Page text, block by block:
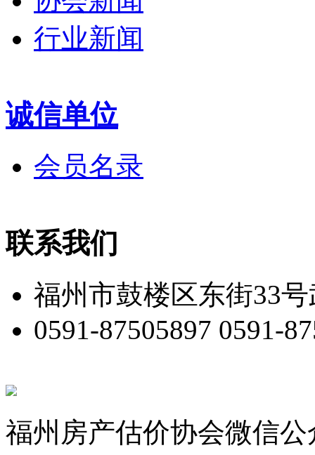
行业新闻
诚信单位
会员名录
联系我们
福州市鼓楼区东街33
0591-87505897 0591-
福州房产估价协会微信公